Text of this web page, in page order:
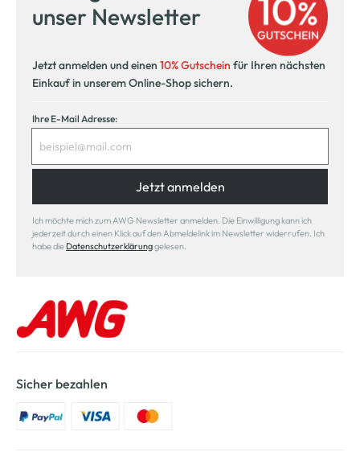
unser Newsletter
Jetzt anmelden und einen 10% Gutschein für Ihren nächsten
Einkauf in unserem Online-Shop sichern.
Ihre E-Mail Adresse:
Jetzt anmelden
Ich möchte mich zum AWG Newsletter anmelden. Die Einwilligung kann ich
jederzeit durch einen Klick auf den Abmeldelink im Newsletter widerrufen. Ich
habe die Datenschutzerklärunggelesen.
Sicher bezahlen